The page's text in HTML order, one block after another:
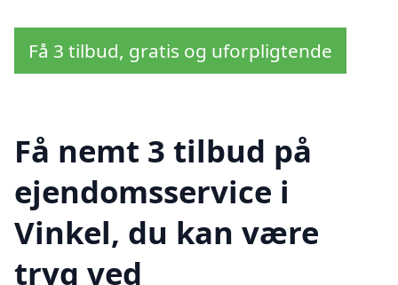
Få 3 tilbud, gratis og uforpligtende
Få nemt 3 tilbud på
ejendomsservice i
Vinkel, du kan være
tryg ved